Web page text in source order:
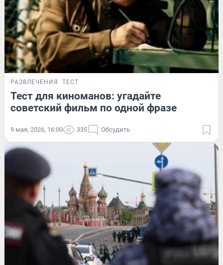
РАЗВЛЕЧЕНИЯ ТЕСТ
Тест для киноманов: угадайте
советский фильм по одной фразе
9 мая, 2026, 16:00 335 Обсудить